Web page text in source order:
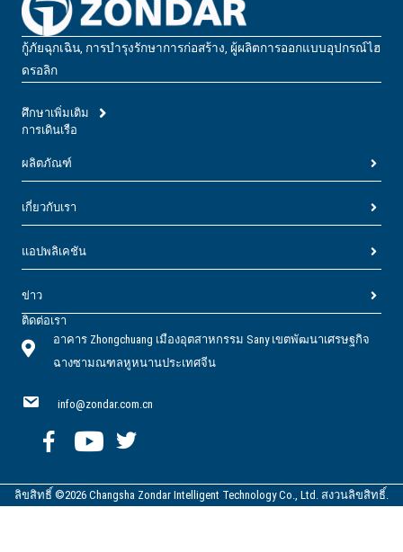
กู้ภัยฉุกเฉิน, การบํารุงรักษาการก่อสร้าง, ผู้ผลิตการออกแบบอุปกรณ์ไฮ
ดรอลิก
ศึกษาเพิ่มเติม
การเดินเรือ
ผลิตภัณฑ์
เกี่ยวกับเรา
แอปพลิเคชัน
ข่าว
ติดต่อเรา
อาคาร Zhongchuang เมืองอุตสาหกรรม Sany เขตพัฒนาเศรษฐกิจ
ฉางซามณฑลหูหนานประเทศจีน
info@zondar.com.cn
ลิขสิทธิ์ ©2026 Changsha Zondar Intelligent Technology Co., Ltd. สงวนลิขสิทธิ์.